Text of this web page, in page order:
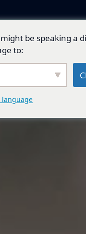
リューショ
技
be speaking a
to:
language